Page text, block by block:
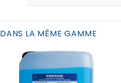
DANS LA MÊME GAMME